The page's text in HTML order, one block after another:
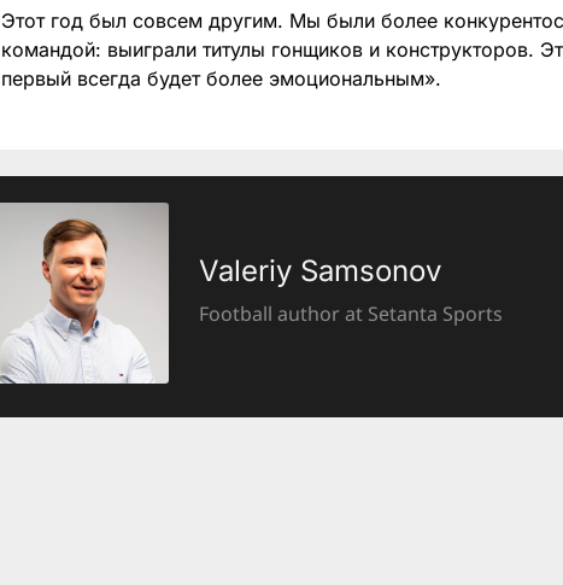
Этот год был совсем другим. Мы были более
командой: выиграли титулы гонщиков и конструкторов.
первый всегда будет более эмоциональным».
Valeriy Samsonov
Football author at Setanta Sports